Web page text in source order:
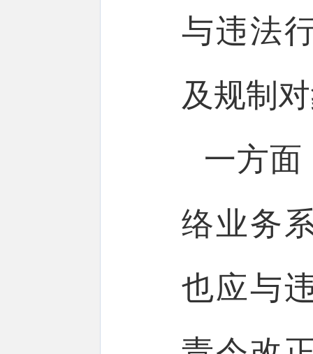
与违法
及规制
一方面
络业务
也应与